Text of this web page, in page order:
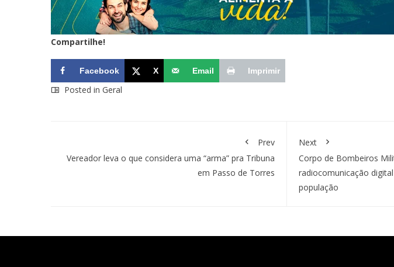
Compartilhe!
Facebook X Email Imprimir
Posted in Geral
Prev
Vereador leva o que considera uma “arma” pra Tribuna
em Passo de Torres
Next
Corpo de Bombeiros
radiocomunicação
população